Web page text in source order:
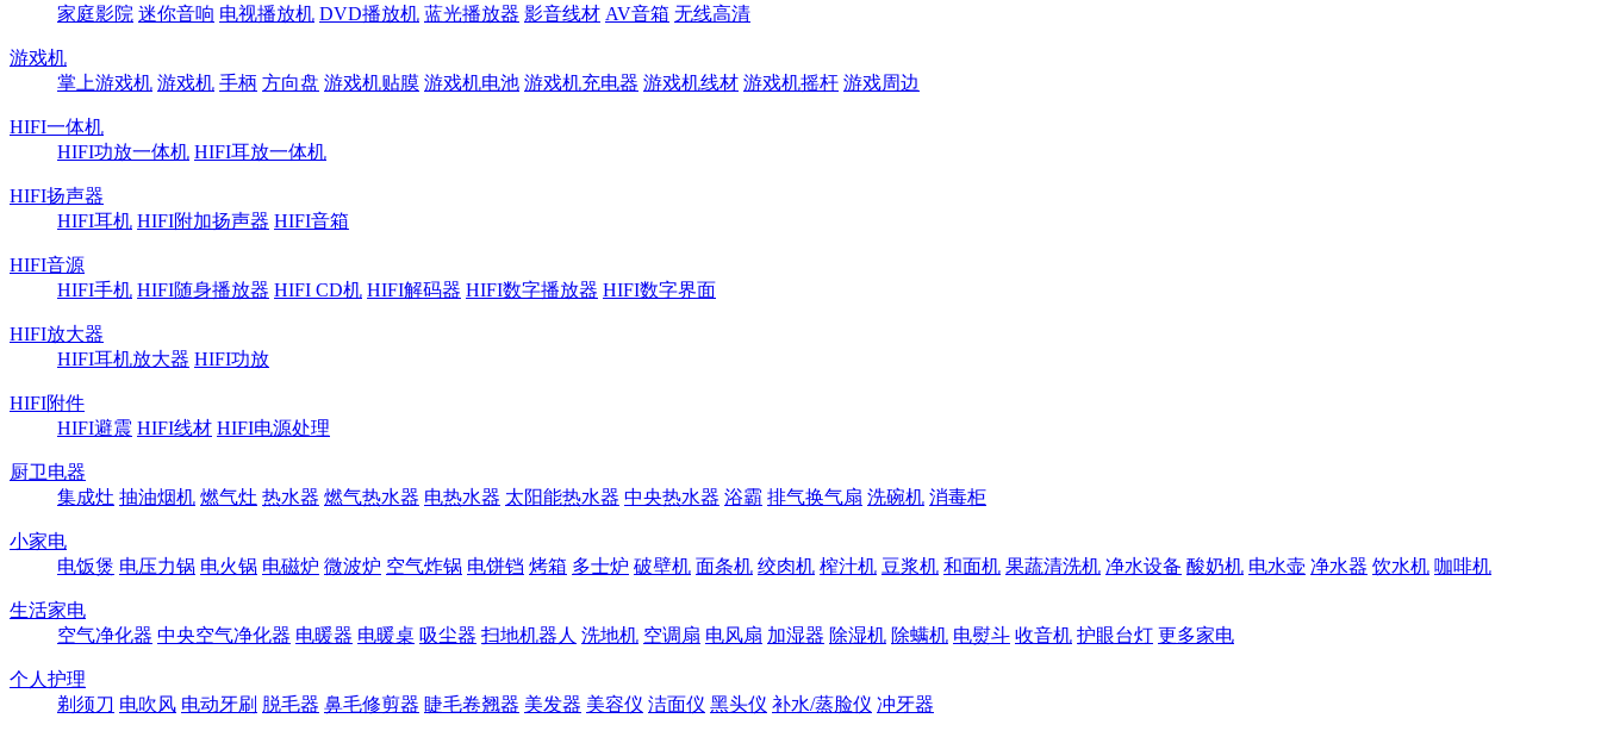
家庭影院 迷你音响 电视播放机 DVD播放机 蓝光播放器 影音线材 AV音箱 无线高清
游戏机
掌上游戏机 游戏机 手柄 方向盘 游戏机贴膜 游戏机电池 游戏机充电器 游戏机线材 游戏机摇杆 游戏周边
HIFI一体机
HIFI功放一体机 HIFI耳放一体机
HIFI扬声器
HIFI耳机 HIFI附加扬声器 HIFI音箱
HIFI音源
HIFI手机 HIFI随身播放器 HIFI CD机 HIFI解码器 HIFI数字播放器 HIFI数字界面
HIFI放大器
HIFI耳机放大器 HIFI功放
HIFI附件
HIFI避震 HIFI线材 HIFI电源处理
厨卫电器
集成灶 抽油烟机 燃气灶 热水器 燃气热水器 电热水器 太阳能热水器 中央热水器 浴霸 排气换气扇 洗碗机 消毒柜
小家电
电饭煲 电压力锅 电火锅 电磁炉 微波炉 空气炸锅 电饼铛 烤箱 多士炉 破壁机 面条机 绞肉机 榨汁机 豆浆机 和面机 果蔬清洗机 净水设备 酸奶机 电水壶 净水器 饮水机 咖啡机
生活家电
空气净化器 中央空气净化器 电暖器 电暖桌 吸尘器 扫地机器人 洗地机 空调扇 电风扇 加湿器 除湿机 除螨机 电熨斗 收音机 护眼台灯 更多家电
个人护理
剃须刀 电吹风 电动牙刷 脱毛器 鼻毛修剪器 睫毛卷翘器 美发器 美容仪 洁面仪 黑头仪 补水/蒸脸仪 冲牙器